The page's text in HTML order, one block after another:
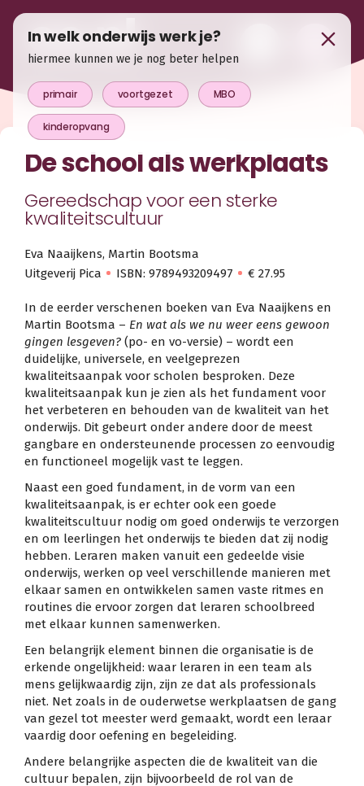
De school als werkplaats
Gereedschap voor een sterke
kwaliteitscultuur
Eva Naaijkens, Martin Bootsma
Uitgeverij Pica
ISBN: 9789493209497 € 27.95
In de eerder verschenen boeken van Eva Naaijkens en
Martin Bootsma – En wat als we nu weer eens gewoon
gingen lesgeven? (po- en vo-versie) – wordt een
duidelijke, universele, en veelgeprezen
kwaliteitsaanpak voor scholen besproken. Deze
kwaliteitsaanpak kun je zien als het fundament voor
het verbeteren en behouden van de kwaliteit van het
onderwijs. Dit gebeurt onder andere door de meest
gangbare en ondersteunende processen zo eenvoudig
en functioneel mogelijk vast te leggen.
Naast een goed fundament, in de vorm van een
kwaliteitsaanpak, is er echter ook een goede
kwaliteitscultuur nodig om goed onderwijs te verzorgen
en om leerlingen het onderwijs te bieden dat zij nodig
hebben. Leraren maken vanuit een gedeelde visie
onderwijs, werken op veel verschillende manieren met
elkaar samen en ontwikkelen samen vaste ritmes en
routines die ervoor zorgen dat leraren schoolbreed
met elkaar kunnen samenwerken.
Een belangrijk element binnen die organisatie is de
erkende ongelijkheid: waar leraren in een team als
mens gelijkwaardig zijn, zijn ze dat als professionals
niet. Net zoals in de ouderwetse werkplaatsen de gang
van gezel tot meester werd gemaakt, wordt een leraar
vaardig door oefening en begeleiding.
Andere belangrijke aspecten die de kwaliteit van die
cultuur bepalen, zijn bijvoorbeeld de rol van de
In welk onderwijs werk je?
hiermee kunnen we je nog beter helpen
primair voortgezet MBO
kinderopvang